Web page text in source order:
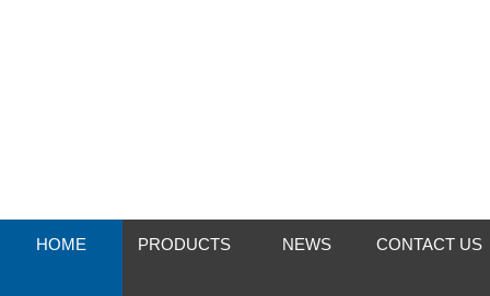
HOME PRODUCTS NEWS CONTACT US